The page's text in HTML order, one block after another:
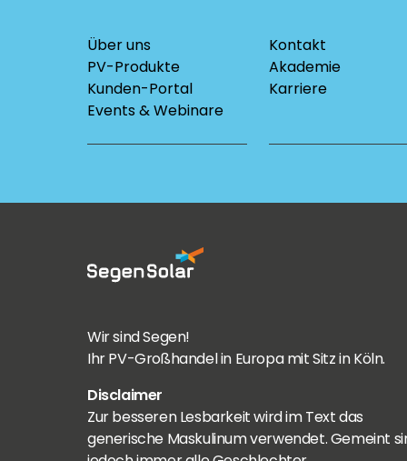
Über uns
PV-Produkte
Kunden-Portal
Events & Webinare
Kontakt
Akademie
Karriere
Wir sind Segen!
Ihr PV-Großhandel in Europa mit Sitz in Köln.
Disclaimer
Zur besseren Lesbarkeit wird im Text das
generische Maskulinum verwendet. Gemeint